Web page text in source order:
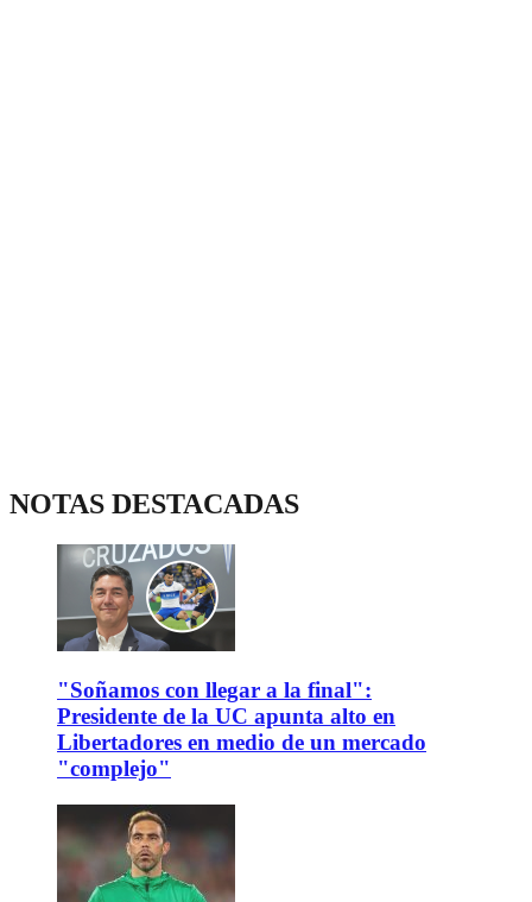
NOTAS DESTACADAS
"Soñamos con llegar a la final":
Presidente de la UC apunta alto en
Libertadores en medio de un mercado
"complejo"